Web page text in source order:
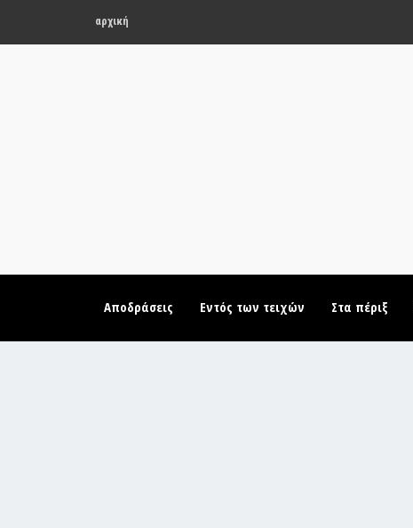
αρχική
Αποδράσεις Εντός των τειχών Στα πέριξ